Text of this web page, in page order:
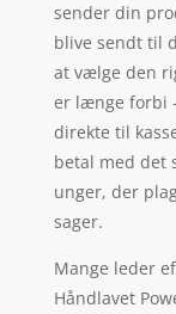
sender din
blive sendt til
at vælge den
er længe forbi
direkte til
betal med det
unger, der
sager.
Mange leder
Håndlavet